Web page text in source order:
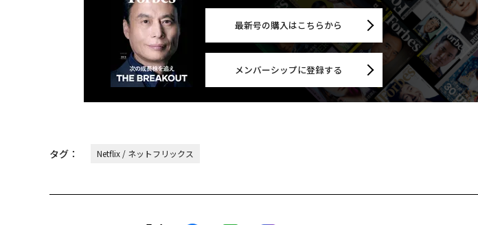
最新号の購入はこちらから
メンバーシップに登録する
タグ： Netflix / ネットフリックス